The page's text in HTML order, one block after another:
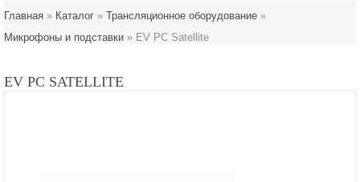
Главная » Каталог » Трансляционное оборудование »
Микрофоны и подставки » EV PС Satellite
EV PС SATELLITE